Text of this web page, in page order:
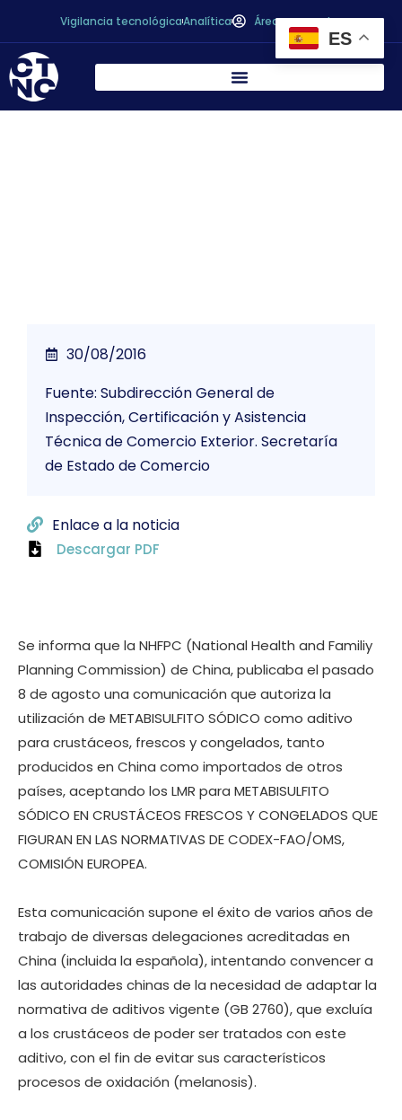
Vigilancia tecnológicaAnalítica Área personal
Se informa que la NHFPC (National Health and Familiy
Planning Commission) de China, publicaba el pasado
8 de agosto una comunicación que autoriza la
utilización de METABISULFITO SÓDICO como aditivo
para crustáceos, frescos y congelados, tanto
producidos en China como importados de otros
países, aceptando los LMR para METABISULFITO
SÓDICO EN CRUSTÁCEOS FRESCOS Y CONGELADOS QUE
FIGURAN EN LAS NORMATIVAS DE CODEX-FAO/OMS,
COMISIÓN EUROPEA.
Esta comunicación supone el éxito de varios años de
trabajo de diversas delegaciones acreditadas en
China (incluida la española), intentando convencer a
las autoridades chinas de la necesidad de adaptar la
normativa de aditivos vigente (GB 2760), que excluía
a los crustáceos de poder ser tratados con este
aditivo, con el fin de evitar sus característicos
procesos de oxidación (melanosis).
30/08/2016
Fuente: Subdirección General de
Inspección, Certificación y Asistencia
Técnica de Comercio Exterior. Secretaría
de Estado de Comercio
Enlace a la noticia
Descargar PDF
ES